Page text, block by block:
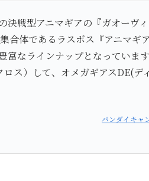
戦型アニマギアの『ガオーヴィ
体であるラスボス『アニマギア
富なラインナップとなっています
ス）して、オメガギアスDE(デ
バンダイキャ